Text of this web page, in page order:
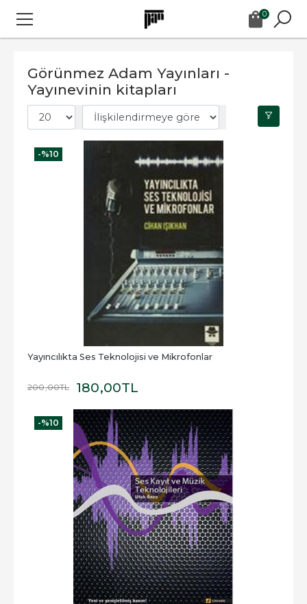
0
Görünmez Adam Yayınları -
Yayınevinin kitapları
-%10
Yayıncılıkta Ses Teknolojisi ve Mikrofonlar
200,00TL 180,00TL
-%10